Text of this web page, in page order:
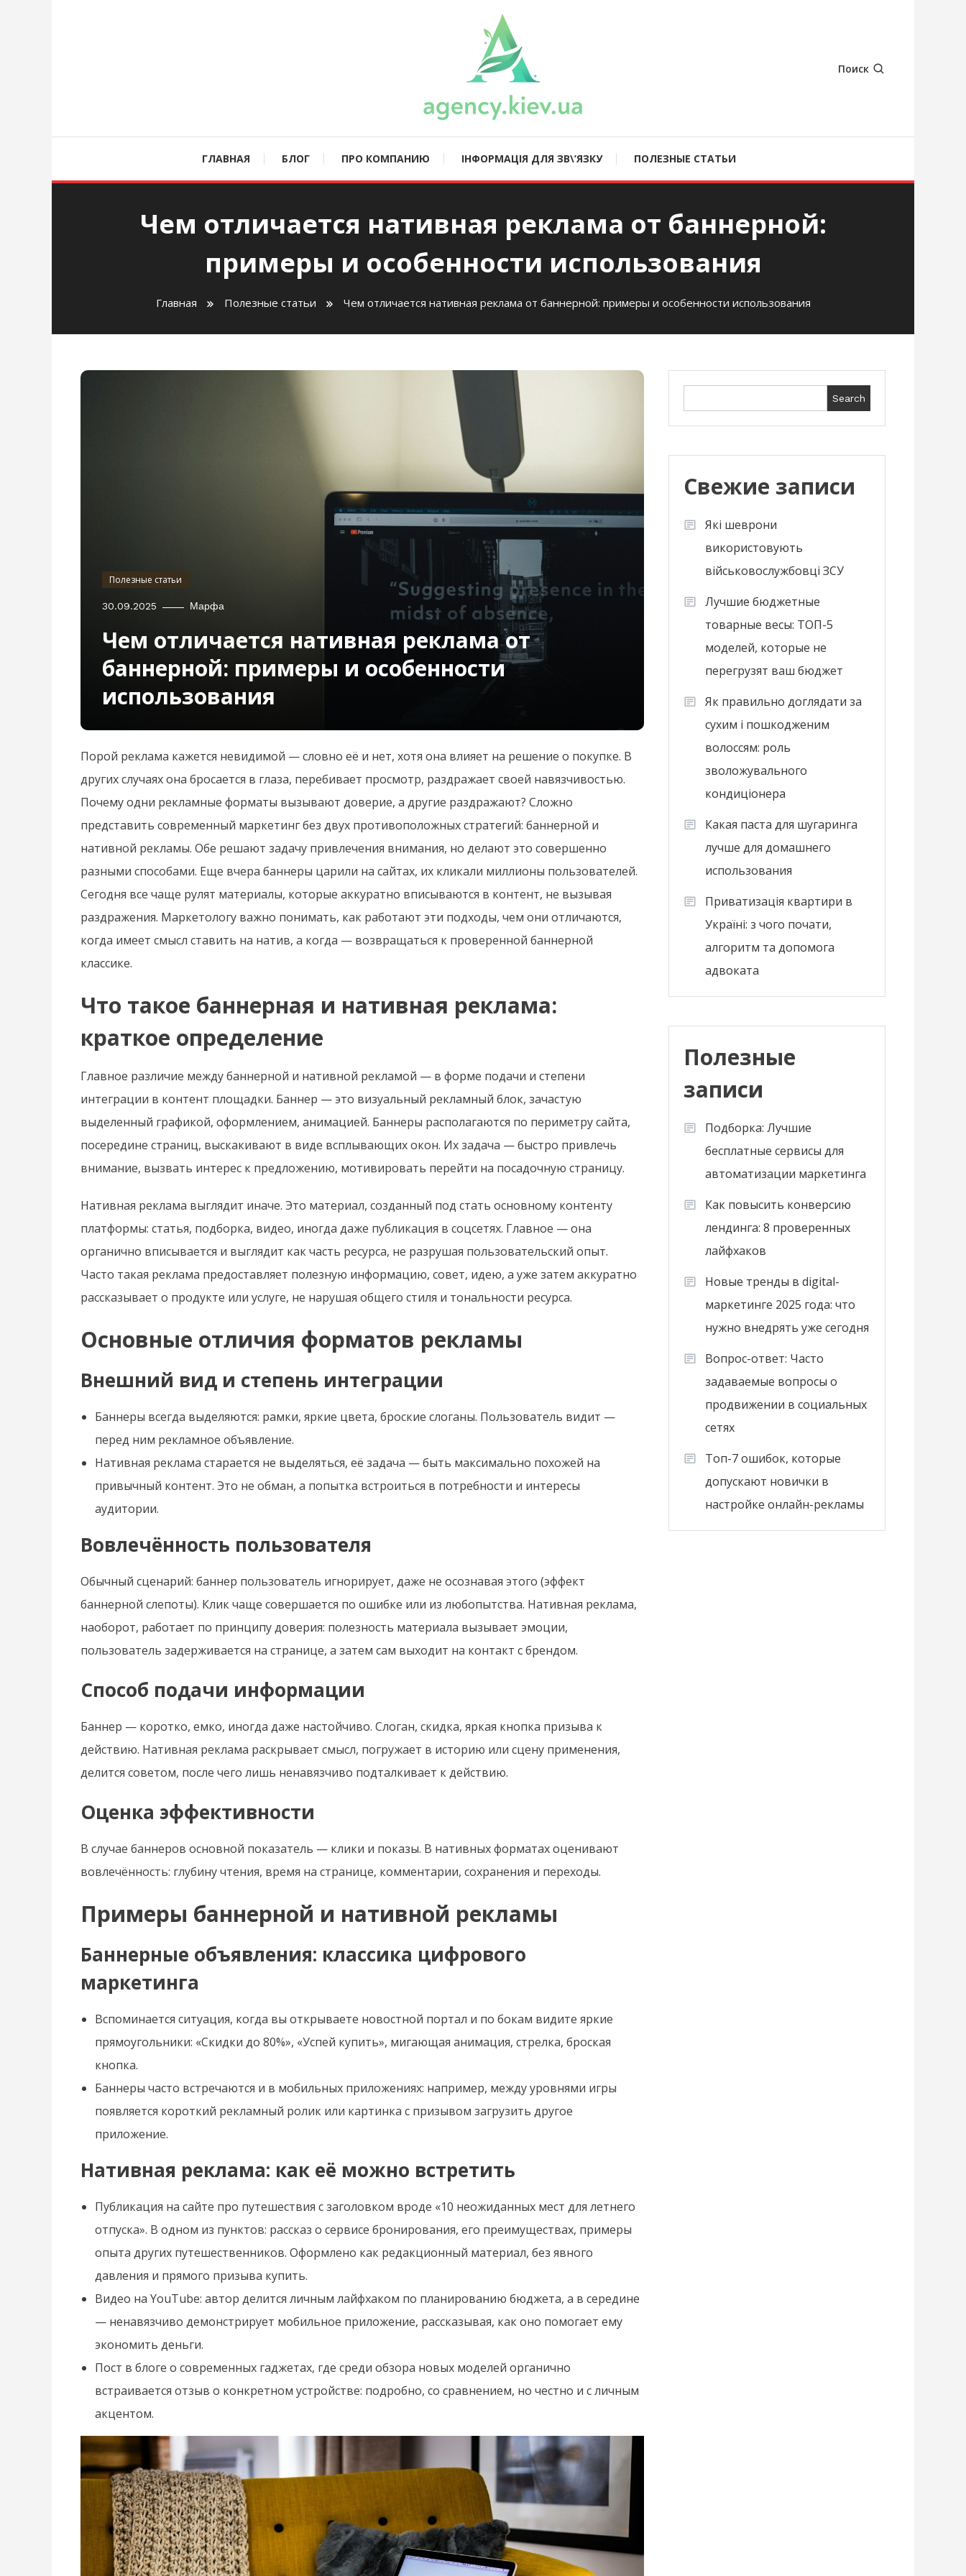
agency.kiev.ua
Поиск
ГЛАВНАЯ БЛОГ ПРО КОМПАНИЮ ІНФОРМАЦІЯ ДЛЯ ЗВ\’ЯЗКУ ПОЛЕЗНЫЕ СТАТЬИ
Чем отличается нативная реклама от баннерной:
примеры и особенности использования
Главная Полезные статьи Чем отличается нативная реклама от баннерной: примеры и особенности использования
Полезные статьи
30.09.2025 Марфа
Чем отличается нативная реклама от
баннерной: примеры и особенности
использования
Порой реклама кажется невидимой — словно её и нет, хотя она влияет на решение о покупке. В
других случаях она бросается в глаза, перебивает просмотр, раздражает своей навязчивостью.
Почему одни рекламные форматы вызывают доверие, а другие раздражают? Сложно
представить современный маркетинг без двух противоположных стратегий: баннерной и
нативной рекламы. Обе решают задачу привлечения внимания, но делают это совершенно
разными способами. Еще вчера баннеры царили на сайтах, их кликали миллионы пользователей.
Сегодня все чаще рулят материалы, которые аккуратно вписываются в контент, не вызывая
раздражения. Маркетологу важно понимать, как работают эти подходы, чем они отличаются,
когда имеет смысл ставить на натив, а когда — возвращаться к проверенной баннерной
классике.
Что такое баннерная и нативная реклама:
краткое определение
Главное различие между баннерной и нативной рекламой — в форме подачи и степени
интеграции в контент площадки. Баннер — это визуальный рекламный блок, зачастую
выделенный графикой, оформлением, анимацией. Баннеры располагаются по периметру сайта,
посередине страниц, выскакивают в виде всплывающих окон. Их задача — быстро привлечь
внимание, вызвать интерес к предложению, мотивировать перейти на посадочную страницу.
Нативная реклама выглядит иначе. Это материал, созданный под стать основному контенту
платформы: статья, подборка, видео, иногда даже публикация в соцсетях. Главное — она
органично вписывается и выглядит как часть ресурса, не разрушая пользовательский опыт.
Часто такая реклама предоставляет полезную информацию, совет, идею, а уже затем аккуратно
рассказывает о продукте или услуге, не нарушая общего стиля и тональности ресурса.
Основные отличия форматов рекламы
Внешний вид и степень интеграции
Баннеры всегда выделяются: рамки, яркие цвета, броские слоганы. Пользователь видит —
перед ним рекламное объявление.
Нативная реклама старается не выделяться, её задача — быть максимально похожей на
привычный контент. Это не обман, а попытка встроиться в потребности и интересы
аудитории.
Вовлечённость пользователя
Обычный сценарий: баннер пользователь игнорирует, даже не осознавая этого (эффект
баннерной слепоты). Клик чаще совершается по ошибке или из любопытства. Нативная реклама,
наоборот, работает по принципу доверия: полезность материала вызывает эмоции,
пользователь задерживается на странице, а затем сам выходит на контакт с брендом.
Способ подачи информации
Баннер — коротко, емко, иногда даже настойчиво. Слоган, скидка, яркая кнопка призыва к
действию. Нативная реклама раскрывает смысл, погружает в историю или сцену применения,
делится советом, после чего лишь ненавязчиво подталкивает к действию.
Оценка эффективности
В случае баннеров основной показатель — клики и показы. В нативных форматах оценивают
вовлечённость: глубину чтения, время на странице, комментарии, сохранения и переходы.
Примеры баннерной и нативной рекламы
Баннерные объявления: классика цифрового
маркетинга
Вспоминается ситуация, когда вы открываете новостной портал и по бокам видите яркие
прямоугольники: «Скидки до 80%», «Успей купить», мигающая анимация, стрелка, броская
кнопка.
Баннеры часто встречаются и в мобильных приложениях: например, между уровнями игры
появляется короткий рекламный ролик или картинка с призывом загрузить другое
приложение.
Нативная реклама: как её можно встретить
Публикация на сайте про путешествия с заголовком вроде «10 неожиданных мест для летнего
отпуска». В одном из пунктов: рассказ о сервисе бронирования, его преимуществах, примеры
опыта других путешественников. Оформлено как редакционный материал, без явного
давления и прямого призыва купить.
Видео на YouTube: автор делится личным лайфхаком по планированию бюджета, а в середине
— ненавязчиво демонстрирует мобильное приложение, рассказывая, как оно помогает ему
экономить деньги.
Пост в блоге о современных гаджетах, где среди обзора новых моделей органично
встраивается отзыв о конкретном устройстве: подробно, со сравнением, но честно и с личным
акцентом.
Search
Свежие записи
Які шеврони
використовують
військовослужбовці ЗСУ
Лучшие бюджетные
товарные весы: ТОП-5
моделей, которые не
перегрузят ваш бюджет
Як правильно доглядати за
сухим і пошкодженим
волоссям: роль
зволожувального
кондиціонера
Какая паста для шугаринга
лучше для домашнего
использования
Приватизація квартири в
Україні: з чого почати,
алгоритм та допомога
адвоката
Полезные
записи
Подборка: Лучшие
бесплатные сервисы для
автоматизации маркетинга
Как повысить конверсию
лендинга: 8 проверенных
лайфхаков
Новые тренды в digital-
маркетинге 2025 года: что
нужно внедрять уже сегодня
Вопрос-ответ: Часто
задаваемые вопросы о
продвижении в социальных
сетях
Топ-7 ошибок, которые
допускают новички в
настройке онлайн-рекламы